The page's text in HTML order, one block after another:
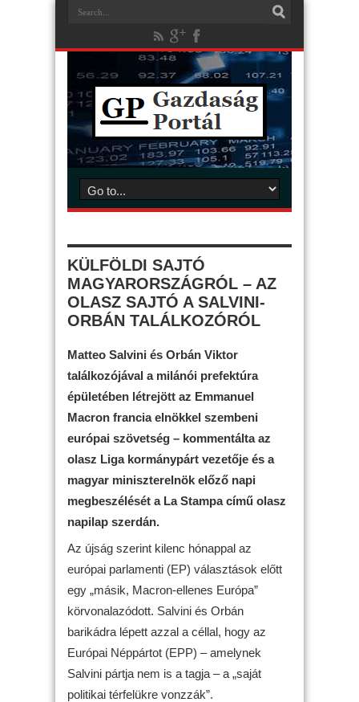
KÜLFÖLDI SAJTÓ
MAGYARORSZÁGRÓL – AZ
OLASZ SAJTÓ A SALVINI-
ORBÁN TALÁLKOZÓRÓL
Matteo Salvini és Orbán Viktor
találkozójával a milánói prefektúra
épületében létrejött az Emmanuel
Macron francia elnökkel szembeni
európai szövetség – kommentálta az
olasz Liga kormánypárt vezetője és a
magyar miniszterelnök előző napi
megbeszélését a La Stampa című olasz
napilap szerdán.
Az újság szerint kilenc hónappal az
európai parlamenti (EP) választások előtt
egy „másik, Macron-ellenes Európa”
körvonalazódott. Salvini és Orbán
barikádra lépett azzal a céllal, hogy az
Európai Néppártot (EPP) – amelynek
Salvini pártja nem is a tagja – a „saját
politikai térfelükre vonzzák”.